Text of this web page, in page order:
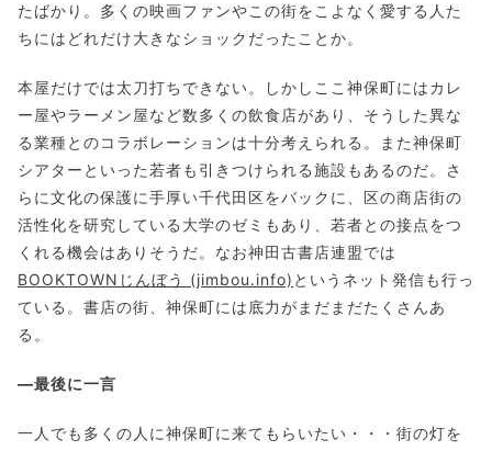
たばかり。多くの映画ファンやこの街をこよなく愛する人た
ちにはどれだけ大きなショックだったことか。
本屋だけでは太刀打ちできない。しかしここ神保町にはカレ
ー屋やラーメン屋など数多くの飲食店があり、そうした異な
る業種とのコラボレーションは十分考えられる。また神保町
シアターといった若者も引きつけられる施設もあるのだ。さ
らに文化の保護に手厚い千代田区をバックに、区の商店街の
活性化を研究している大学のゼミもあり、若者との接点をつ
くれる機会はありそうだ。なお神田古書店連盟では
BOOKTOWNじんぼう (jimbou.info) というネット発信も行っ
ている。書店の街、神保町には底力がまだまだたくさんあ
る。
―最後に一言
一人でも多くの人に神保町に来てもらいたい・・・街の灯を